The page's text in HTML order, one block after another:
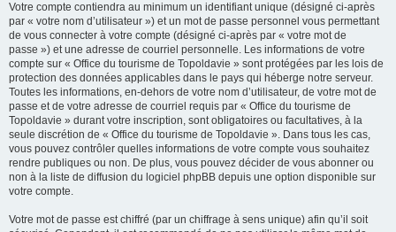
Votre compte contiendra au minimum un identifiant unique (désigné ci-après
par « votre nom d’utilisateur ») et un mot de passe personnel vous permettant
de vous connecter à votre compte (désigné ci-après par « votre mot de
passe ») et une adresse de courriel personnelle. Les informations de votre
compte sur « Office du tourisme de Topoldavie » sont protégées par les lois de
protection des données applicables dans le pays qui héberge notre serveur.
Toutes les informations, en-dehors de votre nom d’utilisateur, de votre mot de
passe et de votre adresse de courriel requis par « Office du tourisme de
Topoldavie » durant votre inscription, sont obligatoires ou facultatives, à la
seule discrétion de « Office du tourisme de Topoldavie ». Dans tous les cas,
vous pouvez contrôler quelles informations de votre compte vous souhaitez
rendre publiques ou non. De plus, vous pouvez décider de vous abonner ou
non à la liste de diffusion du logiciel phpBB depuis une option disponible sur
votre compte.
Votre mot de passe est chiffré (par un chiffrage à sens unique) afin qu’il soit